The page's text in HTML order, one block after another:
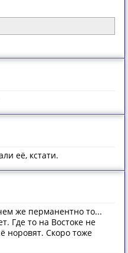
её, кстати.
же перманентно то...
Где то на Востоке не
норовят. Скоро тоже